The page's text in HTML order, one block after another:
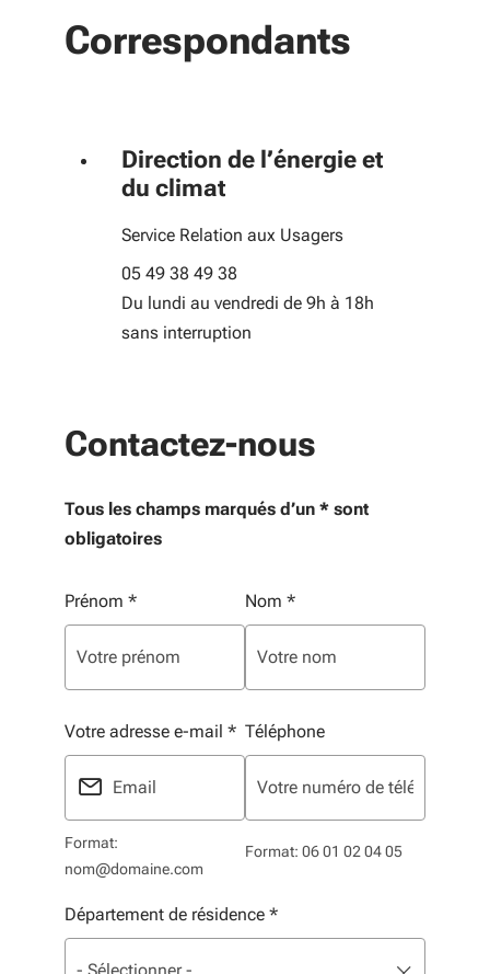
Correspondants
Direction de l’énergie et
du climat
Service Relation aux Usagers
05 49 38 49 38
Du lundi au vendredi de 9h à 18h
sans interruption
Contactez-nous
Tous les champs marqués d’un * sont
obligatoires
Vos informations personnelles
Prénom * Nom *
Votre adresse e-mail *
Format:
nom@domaine.com
Téléphone
Format: 06 01 02 04 05
Département de résidence *
- Sélectionner -